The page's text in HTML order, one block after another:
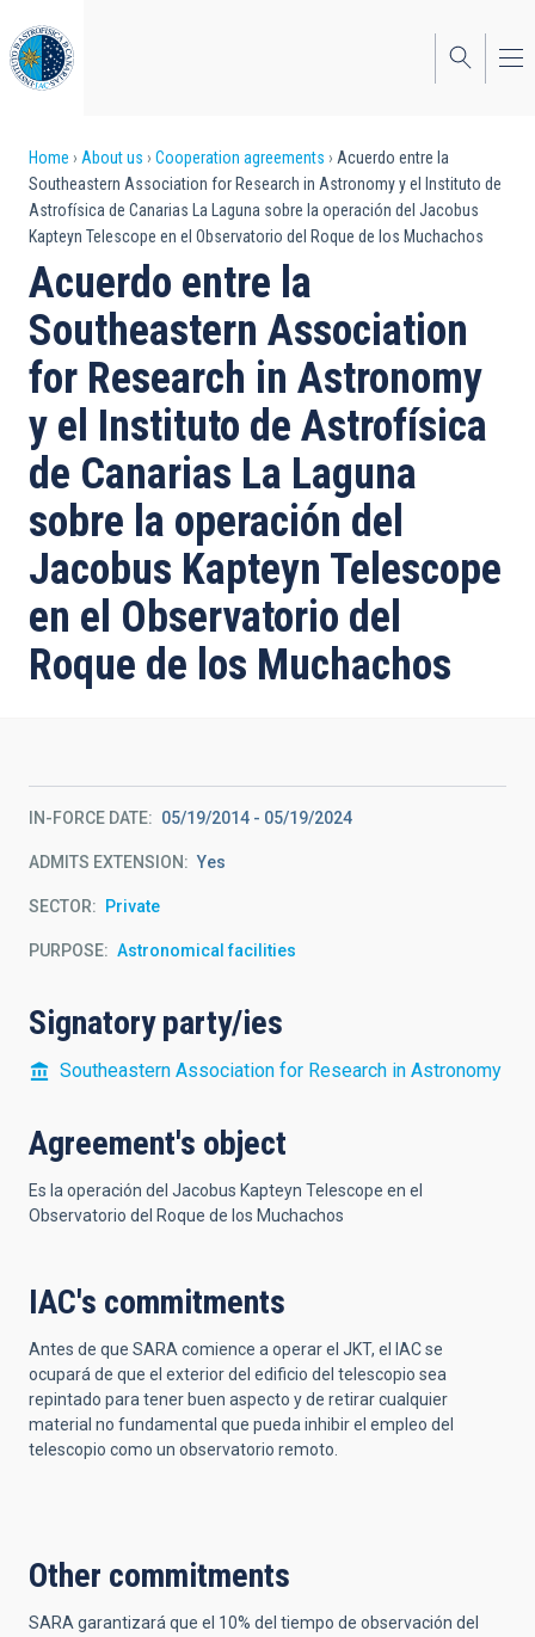
to
main
content
Breadcrumb
Home About us Cooperation agreements
Acuerdo entre la
Southeastern Association for Research in Astronomy y el Instituto de
Astrofísica de Canarias La Laguna sobre la operación del Jacobus
Kapteyn Telescope en el Observatorio del Roque de los Muchachos
Acuerdo entre la
Southeastern Association
for Research in Astronomy
y el Instituto de Astrofísica
de Canarias La Laguna
sobre la operación del
Jacobus Kapteyn Telescope
en el Observatorio del
Roque de los Muchachos
IN-FORCE DATE 05/19/2014 - 05/19/2024
ADMITS EXTENSION Yes
SECTOR Private
PURPOSE Astronomical facilities
Signatory party/ies
Southeastern Association for Research in Astronomy
Agreement's object
Es la operación del Jacobus Kapteyn Telescope en el
Observatorio del Roque de los Muchachos
IAC's commitments
Antes de que SARA comience a operar el JKT, el IAC se
ocupará de que el exterior del edificio del telescopio sea
repintado para tener buen aspecto y de retirar cualquier
material no fundamental que pueda inhibir el empleo del
telescopio como un observatorio remoto.
Other commitments
SARA garantizará que el 10% del tiempo de observación del